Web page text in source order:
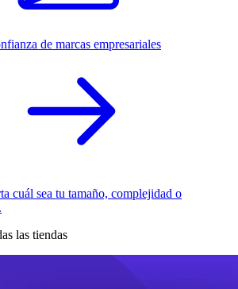
de marcas empresariales
cuál sea tu tamaño, complejidad o
las tiendas